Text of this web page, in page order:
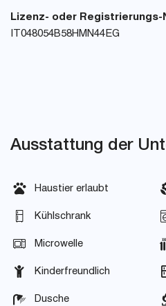
Lizenz- oder Registrierungs-
IT048054B58HMN44EG
Ausstattung der
Haustier erlaubt
Kühlschrank
Microwelle
Kinderfreundlich
Dusche